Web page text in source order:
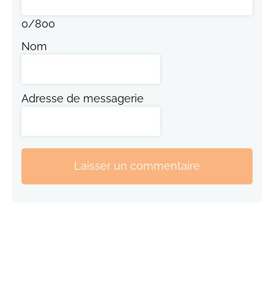
0/800
Nom
Adresse de messagerie
Laisser un commentaire